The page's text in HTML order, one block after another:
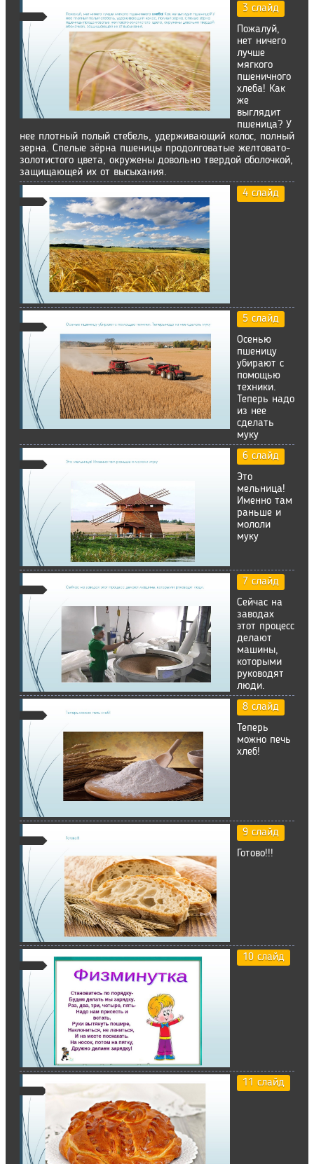
3 слайд
Пожалуй,
нет ничего
лучше
мягкого
пшеничного
хлеба! Как
же
выглядит
пшеница? У
нее плотный полый стебель, удерживающий колос, полный
зерна. Спелые зёрна пшеницы продолговатые желтовато-
золотистого цвета, окружены довольно твердой оболочкой,
защищающей их от высыхания.
4 слайд
5 слайд
Осенью
пшеницу
убирают с
помощью
техники.
Теперь надо
из нее
сделать
муку
6 слайд
Это
мельница!
Именно там
раньше и
мололи
муку
7 слайд
Сейчас на
заводах
этот процесс
делают
машины,
которыми
руководят
люди.
8 слайд
Теперь
можно печь
хлеб!
9 слайд
Готово!!!
10 слайд
11 слайд